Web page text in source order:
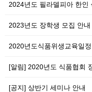
2024년도 필라델피아 한인
2023년도 장학생 모집 안내
2020년도식품위생교육일
[알림] 2020년도 식품협회
[공지] 상반기 세미나 안내